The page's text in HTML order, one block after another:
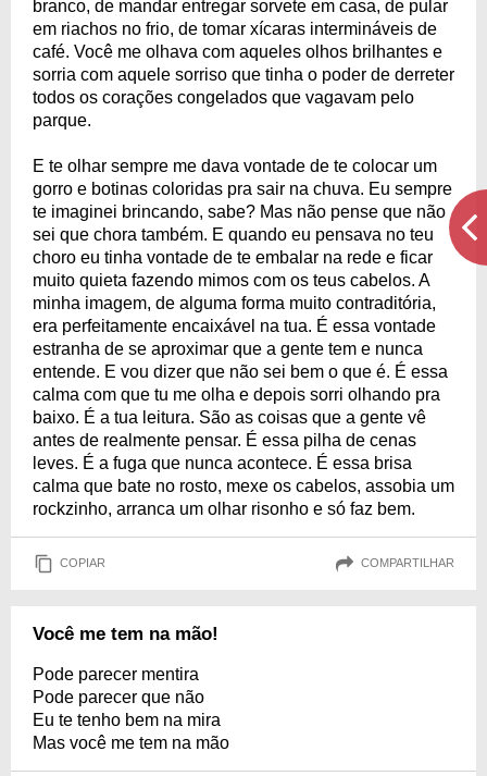
branco, de mandar entregar sorvete em casa, de pular
em riachos no frio, de tomar xícaras intermináveis de
café. Você me olhava com aqueles olhos brilhantes e
sorria com aquele sorriso que tinha o poder de derreter
todos os corações congelados que vagavam pelo
parque.
E te olhar sempre me dava vontade de te colocar um
gorro e botinas coloridas pra sair na chuva. Eu sempre
te imaginei brincando, sabe? Mas não pense que não
sei que chora também. E quando eu pensava no teu
choro eu tinha vontade de te embalar na rede e ficar
muito quieta fazendo mimos com os teus cabelos. A
minha imagem, de alguma forma muito contraditória,
era perfeitamente encaixável na tua. É essa vontade
estranha de se aproximar que a gente tem e nunca
entende. E vou dizer que não sei bem o que é. É essa
calma com que tu me olha e depois sorri olhando pra
baixo. É a tua leitura. São as coisas que a gente vê
antes de realmente pensar. É essa pilha de cenas
leves. É a fuga que nunca acontece. É essa brisa
calma que bate no rosto, mexe os cabelos, assobia um
rockzinho, arranca um olhar risonho e só faz bem.
COPIAR COMPARTILHAR
Você me tem na mão!
Pode parecer mentira
Pode parecer que não
Eu te tenho bem na mira
Mas você me tem na mão